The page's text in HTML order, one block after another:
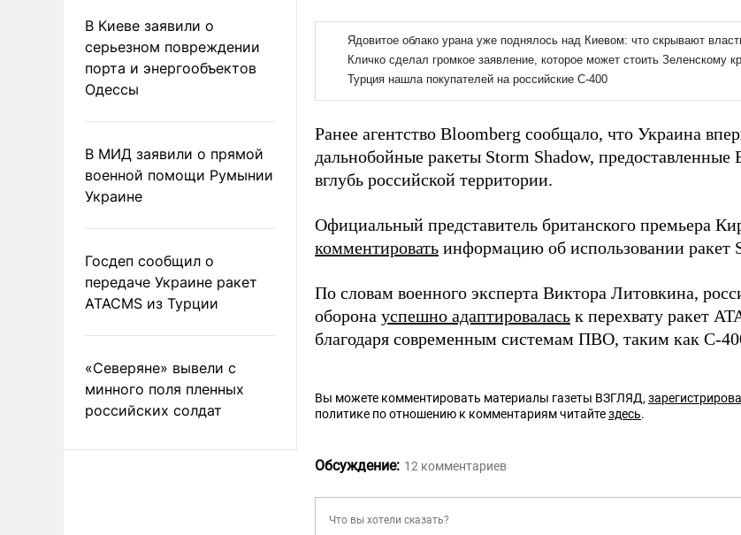
В Киеве заявили о
серьезном повреждении
порта и энергообъектов
Одессы
В МИД заявили о прямой
военной помощи Румынии
Украине
Госдеп сообщил о
передаче Украине ракет
ATACMS из Турции
«Северяне» вывели с
минного поля пленных
российских солдат
Ранее агентство Bloomberg сообщало, что Украина
дальнобойные ракеты Storm Shadow, предоставленные
вглубь российской территории.
Официальный представитель британского премьера
комментировать информацию об использовании ракет
По словам военного эксперта Виктора Литовкина,
оборона успешно адаптировалась к перехвату ракет
благодаря современным системам ПВО, таким как С-
Вы можете комментировать материалы газеты ВЗГЛЯД,
политике по отношению к комментариям читайтездесь.
Обсуждение: 12 комментариев